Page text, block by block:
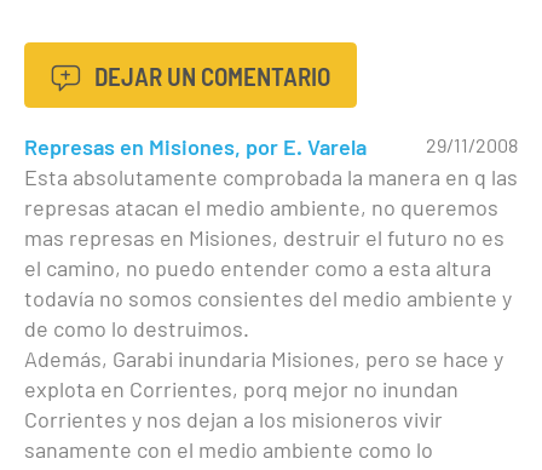
DEJAR UN COMENTARIO
29/11/2008
Represas en Misiones, por E. Varela
Esta absolutamente comprobada la manera en q las
represas atacan el medio ambiente, no queremos
mas represas en Misiones, destruir el futuro no es
el camino, no puedo entender como a esta altura
todavía no somos consientes del medio ambiente y
de como lo destruimos.
Además, Garabi inundaria Misiones, pero se hace y
explota en Corrientes, porq mejor no inundan
Corrientes y nos dejan a los misioneros vivir
sanamente con el medio ambiente como lo